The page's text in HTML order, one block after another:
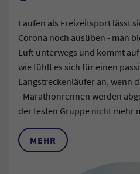
Laufen als Freizeitsport lässt
Corona noch ausüben - man
Luft unterwegs und kommt
wie fühlt es sich für einen
Langstreckenläufer an, wenn
- Marathonrennen werden
der festen Gruppe nicht mehr
MEHR